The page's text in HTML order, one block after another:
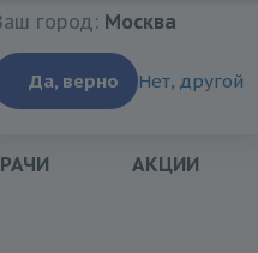
Ваш город:Москва
город: Москва
Да, верно Нет, другой
АКЦИИ